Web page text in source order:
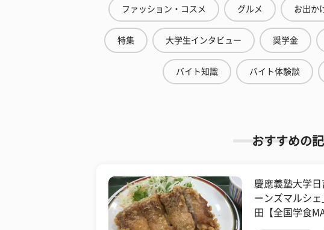
ファッション・コスメ グルメ お出か
特集 大学生インタビュー 奨学金
バイト知識 バイト体験談
おすすめの
慶應義塾大学
ーンズマルシ
田【全国学食